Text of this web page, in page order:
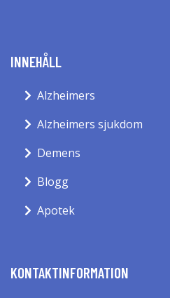
INNEHÅLL
Alzheimers
Alzheimers sjukdom
Demens
Blogg
Apotek
KONTAKTINFORMATION